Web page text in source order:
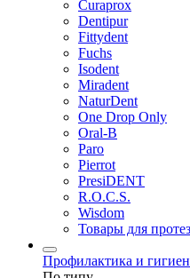
Curaprox
Dentipur
Fittydent
Fuchs
Isodent
Miradent
NaturDent
One Drop Only
Oral-B
Paro
Pierrot
PresiDENT
R.O.C.S.
Wisdom
Товары для
Профилактика и